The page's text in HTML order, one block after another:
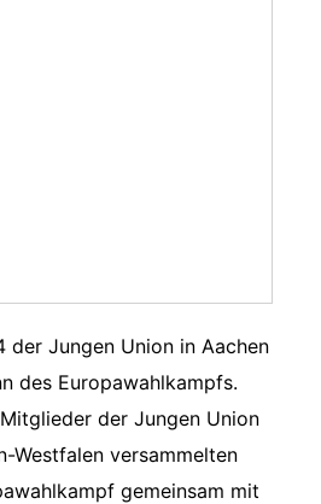
der Jungen Union in Aachen
des Europawahlkampfs.
der Jungen Union
Westfalen versammelten
gemeinsam mit